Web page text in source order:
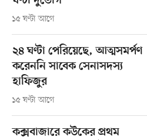
১৫ ঘণ্টা আগে
২৪ ঘণ্টা পেরিয়েছে, আত্মসমর্পণ
করেননি সাবেক সেনাসদস্য
হাফিজুর
১৫ ঘণ্টা আগে
কক্সবাজারে কউকের প্রথম